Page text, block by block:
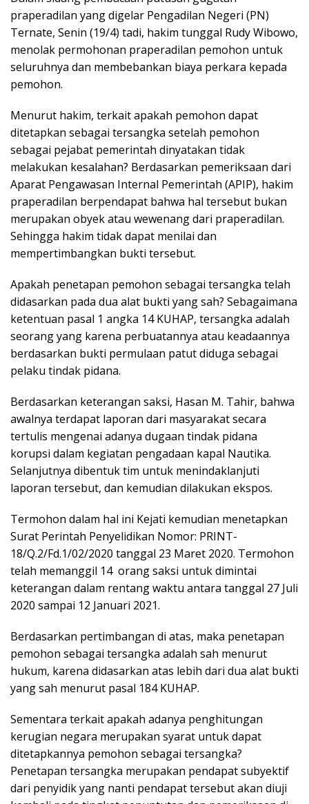
praperadilan yang digelar Pengadilan Negeri (PN)
Ternate, Senin (19/4) tadi, hakim tunggal Rudy Wibowo,
menolak permohonan praperadilan pemohon untuk
seluruhnya dan membebankan biaya perkara kepada
pemohon.
Menurut hakim, terkait apakah pemohon dapat
ditetapkan sebagai tersangka setelah pemohon
sebagai pejabat pemerintah dinyatakan tidak
melakukan kesalahan? Berdasarkan pemeriksaan dari
Aparat Pengawasan Internal Pemerintah (APIP), hakim
praperadilan berpendapat bahwa hal tersebut bukan
merupakan obyek atau wewenang dari praperadilan.
Sehingga hakim tidak dapat menilai dan
mempertimbangkan bukti tersebut.
Apakah penetapan pemohon sebagai tersangka telah
didasarkan pada dua alat bukti yang sah? Sebagaimana
ketentuan pasal 1 angka 14 KUHAP, tersangka adalah
seorang yang karena perbuatannya atau keadaannya
berdasarkan bukti permulaan patut diduga sebagai
pelaku tindak pidana.
Berdasarkan keterangan saksi, Hasan M. Tahir, bahwa
awalnya terdapat laporan dari masyarakat secara
tertulis mengenai adanya dugaan tindak pidana
korupsi dalam kegiatan pengadaan kapal Nautika.
Selanjutnya dibentuk tim untuk menindaklanjuti
laporan tersebut, dan kemudian dilakukan ekspos.
Termohon dalam hal ini Kejati kemudian menetapkan
Surat Perintah Penyelidikan Nomor: PRINT-
18/Q.2/Fd.1/02/2020 tanggal 23 Maret 2020. Termohon
telah memanggil 14 orang saksi untuk dimintai
keterangan dalam rentang waktu antara tanggal 27 Juli
2020 sampai 12 Januari 2021.
Berdasarkan pertimbangan di atas, maka penetapan
pemohon sebagai tersangka adalah sah menurut
hukum, karena didasarkan atas lebih dari dua alat bukti
yang sah menurut pasal 184 KUHAP.
Sementara terkait apakah adanya penghitungan
kerugian negara merupakan syarat untuk dapat
ditetapkannya pemohon sebagai tersangka?
Penetapan tersangka merupakan pendapat subyektif
dari penyidik yang nanti pendapat tersebut akan diuji